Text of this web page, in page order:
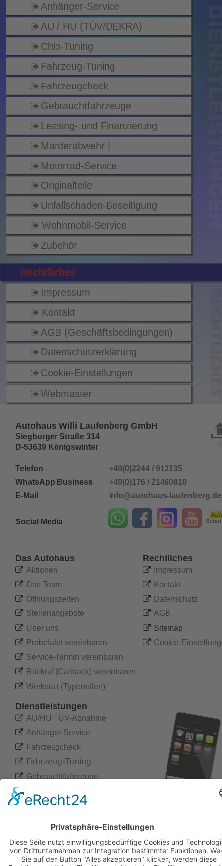
Anhänger-Service
Fahrzeugcheck
Gebrauchtfahrzeuge
Leasing- und Finanzierung
Motorrad-Service
Originalteile
Chip-Tuning
Unfallschaden-Beseitigung
Wohnmobil-Service
Zubehör
AU / HU (TÜV/DEKRA)
Rechtliches
Impressum
Kontakt
AGB (Geschäftsbedingungen)
Datenschutzerklärung
Cookie-Einstellungen
Fahrzeug-Tuning
Webmaster
Marderabwehr
Autohaus Willi Laufenberg GmbH
Siegburger Straße 314
D-53639 Königswinter
Telefon
+49(0)2244 / 912135
WhatsApp Business
+49(0)176 / 21460810
E-Mail
info@autohaus-laufenberg.de
Social Media
Das Autohaus
 Aktionen
 Das Team
 Öffnungszeiten
 Stellenangebote
 Über uns
 Probefahrt vereinbaren
 Service-Termin vereinbaren
 Rückruf (Callback) vereinbaren
 Werkstatt (Typenoffen)
Dienstleistungen
 AU/HU TÜV-Abnahme
 Anhänger-Service
 Fahrzeugcheck
 Fahrzeug-Tuning
 Gebrauchtfahrzeuge

 Marderabwehr
 Chip-Tuning
 Unfallschaden-Beseitigung
Rechtliches
 Impressum
 Kontakt
 Datenschutz
 AGB
 Sitemap
 Cookie-